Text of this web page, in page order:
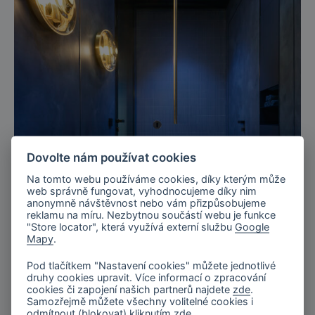
Dovolte nám používat cookies
Na tomto webu používáme cookies, díky kterým může
web správně fungovat, vyhodnocujeme díky nim
anonymně návštěvnost nebo vám přizpůsobujeme
reklamu na míru. Nezbytnou součástí webu je funkce
"Store locator", která využívá externí službu Google
Mapy
Pod tlačítkem "Nastavení cookies" můžete jednotlivé
druhy cookies upravit. Více informací o zpracování
cookies či zapojení našich partnerů najdete zde
Samozřejmě můžete všechny volitelné cookies i